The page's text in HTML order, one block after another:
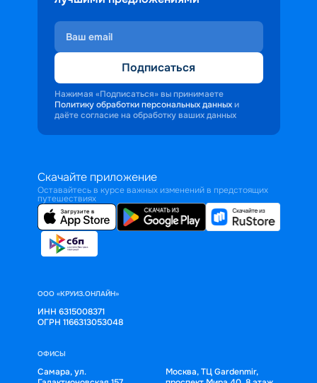
Подписаться
Нажимая «Подписаться» вы принимаете
Политику обработки персональных данных и
даёте согласие на обработку ваших данных
Скачайте приложение
Оставайтесь в курсе важных изменений в предстоящих
путешествиях
ООО «КРУИЗ.ОНЛАЙН»
ИНН 6315008371
ОГРН 1166313053048
ОФИСЫ
Самара, ул.
Москва, ТЦ Gardenmir,